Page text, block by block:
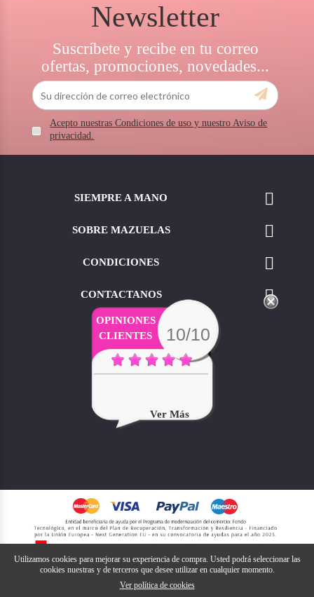
Newsletter
Suscríbete y recibe en tu correo
ofertas, promociones, novedades...
Acepto nuestras Condiciones de uso y nuestro Aviso de
privacidad.
SIEMPRE A MANO 
SOBRE MAZUELAS 
CONDICIONES 
CONTACTANOS 
OPINIONES
CLIENTES
10/10
Ver Más
Utilizamos cookies para mejorar su experiencia de compra. Usted podrá seleccionar las
cookies nuestras y de terceros que desee utilizar en cualquier momento.
Ver política de cookies